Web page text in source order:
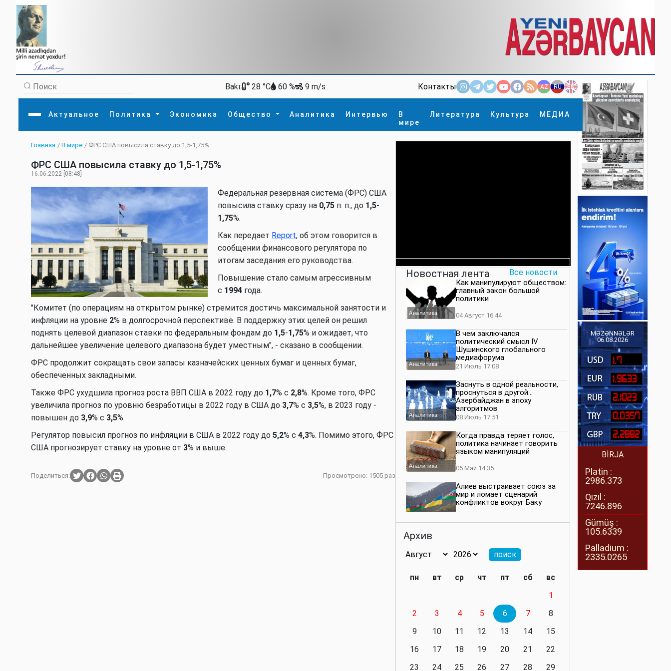
Bakı: 28 °C 60 % 9 m/s Контакты AZ RU EN
Актуальное Политика Экономика Общество Аналитика Интервью
В
мире
Литература Культура МЕДИА
×
Актуальное
Экономика
Культура
Интервью
МЕДИА
Внешняя политика
Внутренняя политика
Туризм
Происшествие
Диаспора
Главная / В мире / ФРС США повысила ставку до 1,5-1,75%
ФРС США повысила ставку до 1,5-1,75%
16.06.2022 [08:48]
Федеральная резервная система (ФРС) США
повысила ставку сразу на 0,75 п. п., до 1,5-
1,75%.
Как передает Report, об этом говорится в
сообщении финансового регулятора по
итогам заседания его руководства.
Повышение стало самым агрессивным
с 1994 года.
"Комитет (по операциям на открытом рынке) стремится достичь максимальной занятости и
инфляции на уровне 2% в долгосрочной перспективе. В поддержку этих целей он решил
поднять целевой диапазон ставки по федеральным фондам до 1,5-1,75% и ожидает, что
дальнейшее увеличение целевого диапазона будет уместным", - сказано в сообщении.
ФРС продолжит сокращать свои запасы казначейских ценных бумаг и ценных бумаг,
обеспеченных закладными.
Также ФРС ухудшила прогноз роста ВВП США в 2022 году до 1,7% с 2,8%. Кроме того, ФРС
увеличила прогноз по уровню безработицы в 2022 году в США до 3,7% с 3,5%, в 2023 году -
повышен до 3,9% с 3,5%.
Регулятор повысил прогноз по инфляции в США в 2022 году до 5,2% с 4,3%. Помимо этого, ФРС
США прогнозирует ставку на уровне от 3% и выше.
Поделиться: Просмотрено: 1505 раз
Новостная лента Все новости
Аналитика
Как манипулируют обществом:
главный закон большой
политики
04 Август 16:44
Аналитика
В чем заключался
политический смысл IV
Шушинского глобального
медиафорума
21 Июль 17:08
Аналитика
Заснуть в одной реальности,
проснуться в другой…
Азербайджан в эпоху
алгоритмов
08 Июль 17:51
Аналитика
Когда правда теряет голос,
политика начинает говорить
языком манипуляций
05 Май 14:35
Алиев выстраивает союз за
мир и ломает сценарий
конфликтов вокруг Баку
значимость региона
нейтралитета больше не будет
11 Март 16:36
Политика
президенту приходится все
делать самому
Архив
пн вт ср чт пт сб
вс
1
2
3 4 5 6 7
8
9
10 11 12 13 14
15
16
17 18 19 20 21
22
23
24 25 26 27 28
29
MƏZƏNNƏLƏR
06.08.2026
1.7
1.9633
2.1023
0.0357
2.2882
BİRJA
Platin :
2986.373
Qızıl :
7246.896
Gümüş :
105.6339
Palladium :
2335.0265